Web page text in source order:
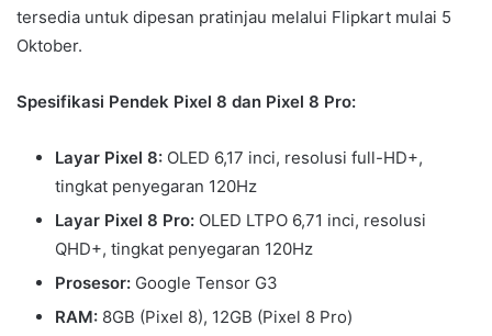
tersedia untuk dipesan pratinjau melalui Flipkart mulai 5
Oktober.
Spesifikasi Pendek Pixel 8 dan Pixel 8 Pro:
Layar Pixel 8: OLED 6,17 inci, resolusi full-HD+,
tingkat penyegaran 120Hz
Layar Pixel 8 Pro: OLED LTPO 6,71 inci, resolusi
QHD+, tingkat penyegaran 120Hz
Prosesor: Google Tensor G3
RAM: 8GB (Pixel 8), 12GB (Pixel 8 Pro)